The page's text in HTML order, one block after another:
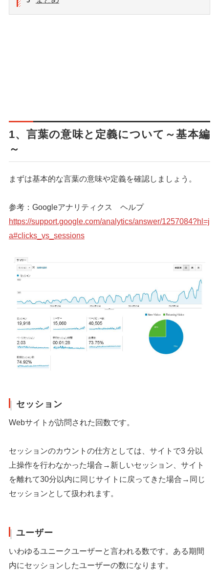
1、言葉の意味と定義について～基本編
～
まずは基本的な言葉の意味や定義を確認しましょう。
参考：Googleアナリティクス ヘルプ
https://support.google.com/analytics/answer/1257084?hl=j
a#clicks_vs_sessions
セッション
Webサイトが訪問された回数です。
セッションのカウントの仕方としては、サイトで3 分以
上操作を行わなかった場合→新しいセッション、サイト
を離れて30分以内に同じサイトに戻ってきた場合→同じ
セッションとして扱われます。
ユーザー
いわゆるユニークユーザーと言われる数です。ある期間
内にセッションしたユーザーの数になります。